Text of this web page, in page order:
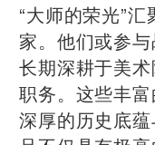
“大师的荣光”
家。他们或参
长期深耕于美
职务。这些丰
深厚的历史底